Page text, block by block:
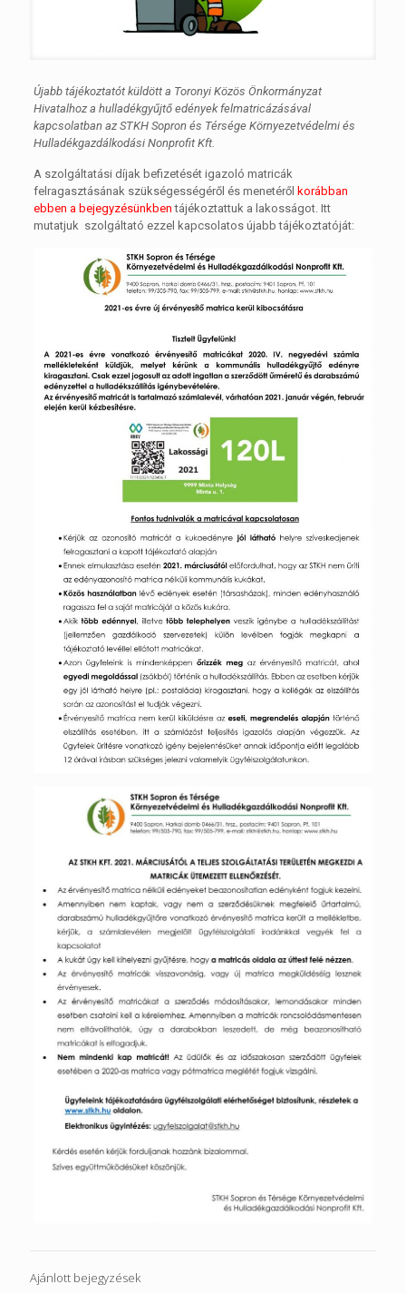
Újabb tájékoztatót küldött a Toronyi Közös Önkormányzat
Hivatalhoz a hulladékgyűjtő edények felmatricázásával
kapcsolatban az STKH Sopron és Térsége Környezetvédelmi és
Hulladékgazdálkodási Nonprofit Kft.
A szolgáltatási díjak befizetését igazoló matricák
felragasztásának szükségességéről és menetéről korábban
ebben a bejegyzésünkben tájékoztattuk a lakosságot. Itt
mutatjuk szolgáltató ezzel kapcsolatos újabb tájékoztatóját:
Ajánlott bejegyzések